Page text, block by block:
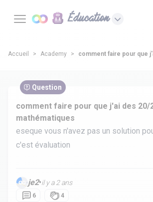
Éducation
Accueil Academy comment faire pour que
Question
comment faire pour que j'ai des 20/
mathématiques
eseque vous n'avez pas un solution
c'est évaluation
je2•il y a 2 ans
6 4